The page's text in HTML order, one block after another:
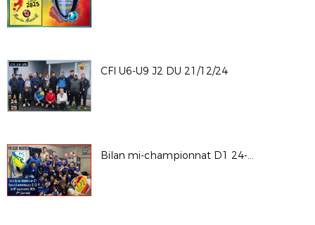
CFI U6-U9 J2 DU 21/12/24
Bilan mi-championnat D1 24-25